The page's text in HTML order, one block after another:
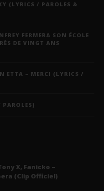
(LYRICS / PAROLES &
FERMERA SON ÉCOLE
DE VINGT ANS
ETTA – MERCI (LYRICS /
X, Fanicko –
(Clip Officiel)